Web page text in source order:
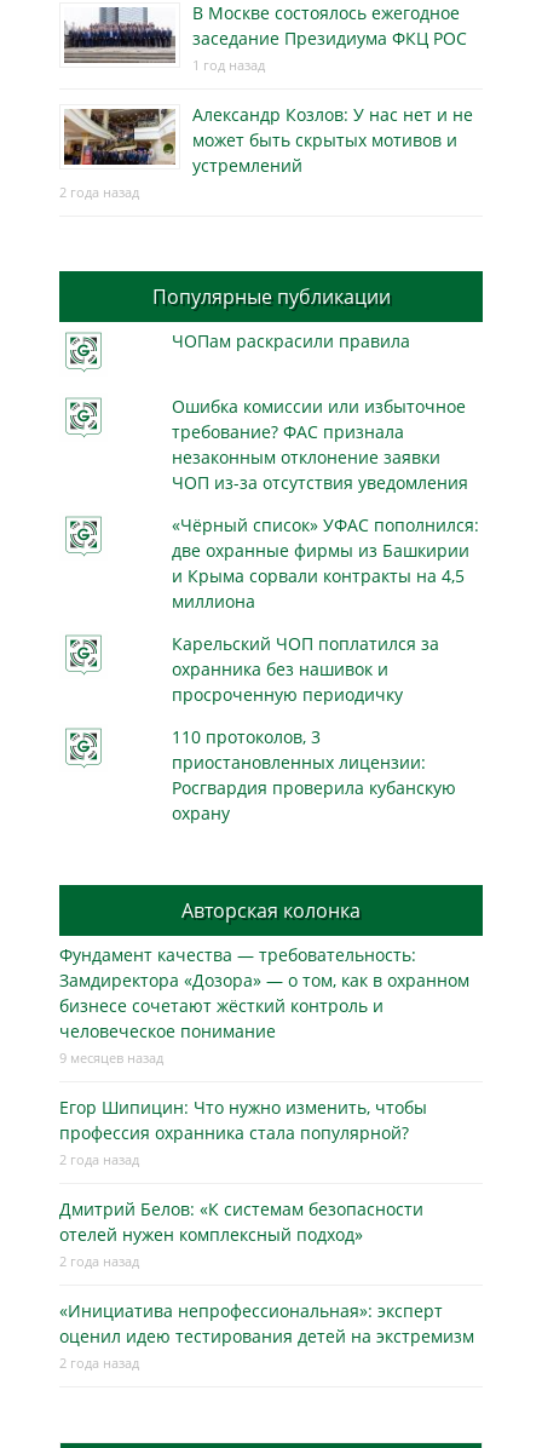
В Москве состоялось ежегодное
заседание Президиума ФКЦ РОС
1 год назад
Александр Козлов: У нас нет и не
может быть скрытых мотивов и
устремлений
2 года назад
Популярные публикации
ЧОПам раскрасили правила
Ошибка комиссии или избыточное
требование? ФАС признала
незаконным отклонение заявки
ЧОП из-за отсутствия уведомления
«Чёрный список» УФАС пополнился:
две охранные фирмы из Башкирии
и Крыма сорвали контракты на 4,5
миллиона
Карельский ЧОП поплатился за
охранника без нашивок и
просроченную периодичку
110 протоколов, 3
приостановленных лицензии:
Росгвардия проверила кубанскую
охрану
Авторская колонка
Фундамент качества — требовательность:
Замдиректора «Дозора» — о том, как в охранном
бизнесe сочетают жёсткий контроль и
человеческое понимание
9 месяцев назад
Егор Шипицин: Что нужно изменить, чтобы
профессия охранника стала популярной?
2 года назад
Дмитрий Белов: «К системам безопасности
отелей нужен комплексный подход»
2 года назад
«Инициатива непрофессиональная»: эксперт
оценил идею тестирования детей на экстремизм
2 года назад